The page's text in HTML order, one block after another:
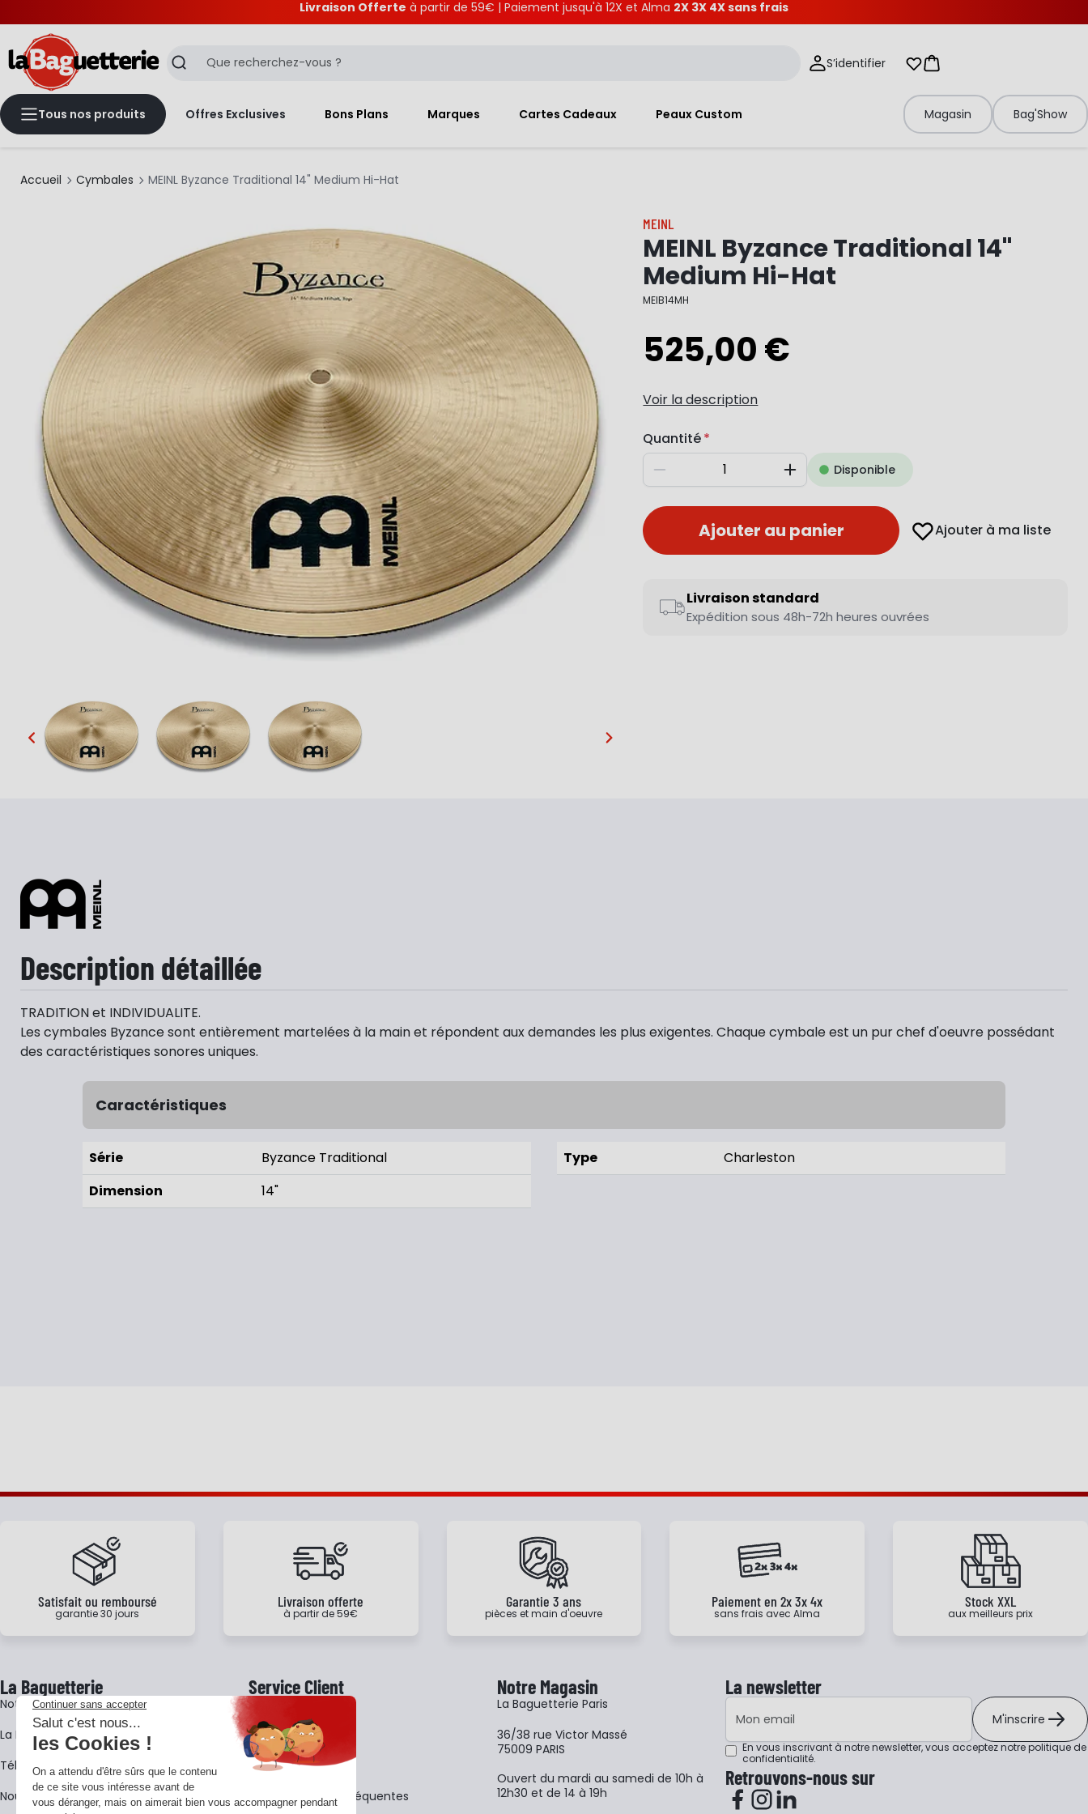
Livraison Offerte à partir de 59€ | Paiement jusqu'à 12X et Alma 2X 3X 4X sans frais
Recherche S’identifier Mes listes d'envies
Panier
Tous nos produits Offres Exclusives Bons Plans Marques Cartes Cadeaux Peaux Custom Magasin Bag'Show
Accueil Cymbales MEINL Byzance Traditional 14" Medium Hi-Hat
… …
MEINL
MEINL Byzance Traditional 14"
Medium Hi-Hat
MEIB14MH
525,00 €
Voir la description
Quantité
Diminuer AugmenterDisponible
Ajouter au panier Ajouter à ma liste
Livraison standard
Expédition sous 48h-72h heures ouvrées
Description détaillée
TRADITION et INDIVIDUALITE.
Les cymbales Byzance sont entièrement martelées à la main et répondent aux demandes les plus exigentes. Chaque cymbale est un pur chef d'oeuvre possédant
des caractéristiques sonores uniques.
Caractéristiques
Série
Byzance Traditional
Dimension
14"
Type Charleston
Satisfait ou remboursé
garantie 30 jours
Livraison offerte
à partir de 59€
Garantie 3 ans
pièces et main d'oeuvre
Paiement en 2x 3x 4x
sans frais avec Alma
Stock XXL
aux meilleurs prix
La Baguetterie
Notre histoire
La BagShow
​Télécharger le catalogue
Nous contacter
Service Client
Garantie 3 ans
CGV
FAQ - Questions Fréquentes
Notre Magasin
La Baguetterie Paris
36/38 rue Victor Massé
75009 PARIS
Ouvert du mardi au samedi de 10h à
12h30 et de 14 à 19h
La newsletter
Adresse e-mail
M'inscrire
En vous inscrivant à notre newsletter, vous acceptez notrepolitique de
confidentialité.
Retrouvons-nous sur